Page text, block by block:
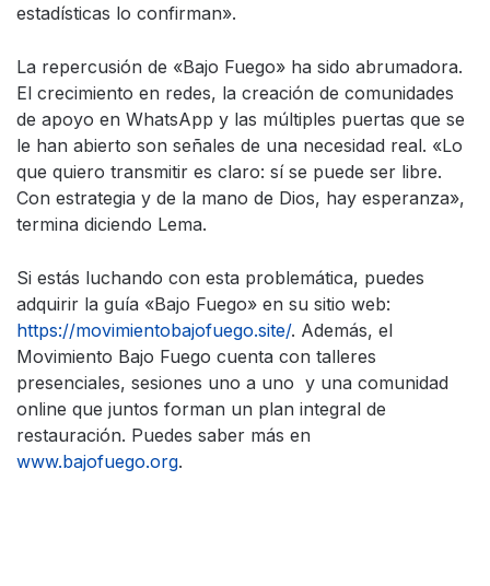
estadísticas lo confirman».
La repercusión de «Bajo Fuego» ha sido abrumadora.
El crecimiento en redes, la creación de comunidades
de apoyo en WhatsApp y las múltiples puertas que se
le han abierto son señales de una necesidad real. «Lo
que quiero transmitir es claro: sí se puede ser libre.
Con estrategia y de la mano de Dios, hay esperanza»,
termina diciendo Lema.
Si estás luchando con esta problemática, puedes
adquirir la guía «Bajo Fuego» en su sitio web:
https://movimientobajofuego.site/. Además, el
Movimiento Bajo Fuego cuenta con talleres
presenciales, sesiones uno a uno y una comunidad
online que juntos forman un plan integral de
restauración. Puedes saber más en
www.bajofuego.org.